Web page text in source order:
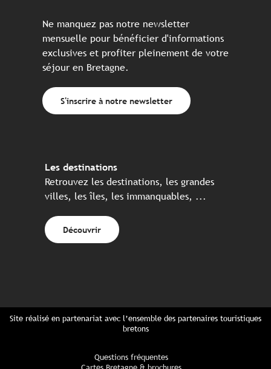
Ne manquez pas notre newsletter
mensuelle pour bénéficier d'informations
exclusives et profiter pleinement de votre
séjour en Bretagne.
S'inscrire à notre newsletter
Les destinations
Retrouvez les destinations, les grandes
villes, les îles, les immanquables, ...
Découvrir
Site réalisé en partenariat avec l’ensemble des partenaires touristiques
bretons
Questions fréquentes